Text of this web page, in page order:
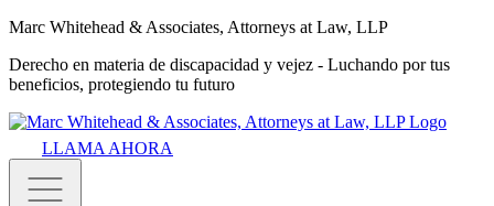
Marc Whitehead & Associates, Attorneys at Law, LLP
Derecho en materia de discapacidad y vejez - Luchando por tus
beneficios, protegiendo tu futuro
LLAMA AHORA